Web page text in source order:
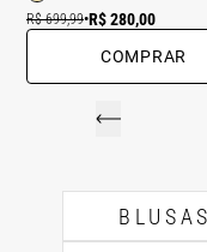
R$ 699,99•R$ 280,00
COMPRAR
BLUSAS